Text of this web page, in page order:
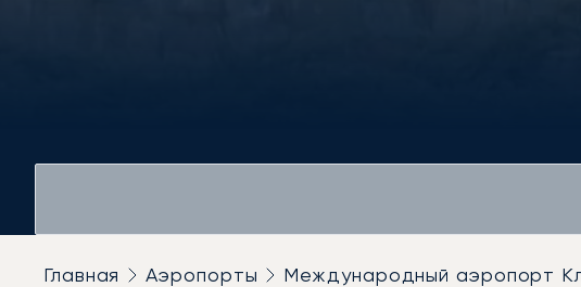
Главная Аэропорты Международный аэропорт